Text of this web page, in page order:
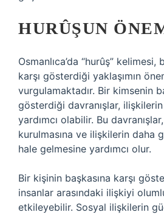
HURÛŞUN
Osmanlıca’da “hurûş” kelimesi,
karşı gösterdiği yaklaşımın
vurgulamaktadır. Bir kimsenin
gösterdiği davranışlar,
yardımcı olabilir. Bu
kurulmasına ve ilişkilerin daha
hale gelmesine yardımcı olur.
Bir kişinin başkasına karşı
insanlar arasındaki ilişkiyi
etkileyebilir. Sosyal ilişkilerin